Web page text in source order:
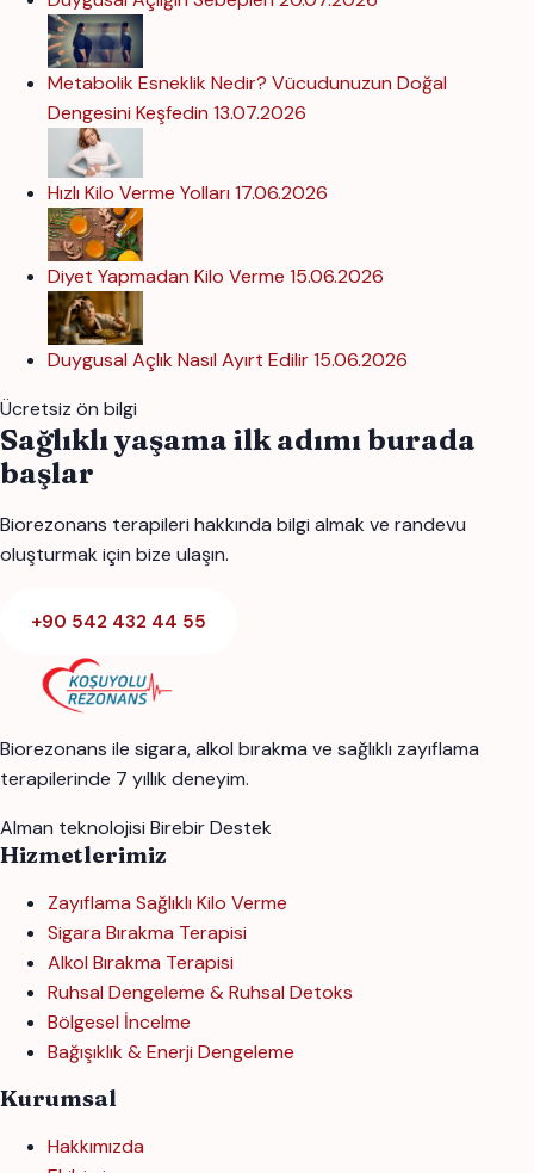
Metabolik Esneklik Nedir? Vücudunuzun Doğal
Dengesini Keşfedin 13.07.2026
Hızlı Kilo Verme Yolları 17.06.2026
Diyet Yapmadan Kilo Verme 15.06.2026
Duygusal Açlık Nasıl Ayırt Edilir15.06.2026
Ücretsiz ön bilgi
Sağlıklı yaşama ilk adımı burada
başlar
Biorezonans terapileri hakkında bilgi almak ve randevu
oluşturmak için bize ulaşın.
+90 542 432 44 55
Biorezonans ile sigara, alkol bırakma ve sağlıklı zayıflama
terapilerinde 7 yıllık deneyim.
Alman teknolojisi Birebir Destek
Hizmetlerimiz
Zayıflama Sağlıklı Kilo Verme
Sigara Bırakma Terapisi
Alkol Bırakma Terapisi
Ruhsal Dengeleme & Ruhsal Detoks
Bölgesel İncelme
Bağışıklık & Enerji Dengeleme
Kurumsal
Hakkımızda